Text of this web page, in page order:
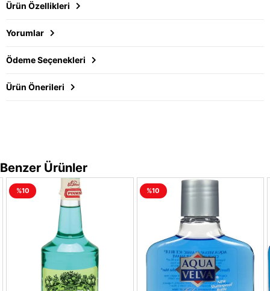
Ürün Özellikleri
Yorumlar
Ödeme Seçenekleri
Ürün Önerileri
Benzer Ürünler
%10 %10